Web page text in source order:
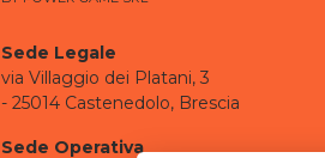
Sede Legale
via Villaggio dei Platani, 3
- 25014 Castenedolo, Brescia
Sede Operativa